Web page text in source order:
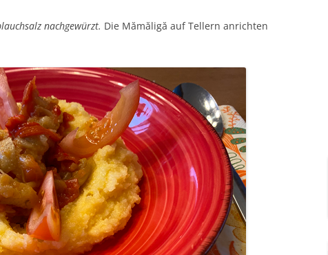
nachgewürzt. Die Mămăligă auf Tellern anrichten